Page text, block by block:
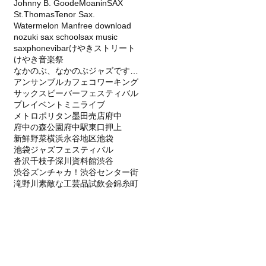
Johnny B. GoodeMoaninSAX
St.ThomasTenor Sax.
Watermelon Manfree download
nozuki sax schoolsax music
saxphonevibarけやきストリート
けやき音楽祭
アンサンブルカフェ コワーキング
サックス ビーバーフェスティバル
プレイベント ミニライブ
メトロポリタン墨田売店府中
府中の森公園府中駅東口押上
新鮮野菜横浜永谷地区池袋
池袋ジャズフェスティバル
沓沢千枝子深川資料館渋谷
渋谷ズンチャカ！ 渋谷センター街
滝野川 素敵な工芸品試飲会錦糸町